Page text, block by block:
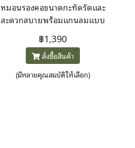
หมอนรองคอขนาดกะทัดรัดและ
สะดวกสบายพร้อมแกนลมแบบ
เป่าลม ไส้ใยสังเคราะห์ และเปลือก
ไมโครไฟเบอร์เนื้อนุ่ม เหมาะ
สำหรับเครื่องบิน รถบัส และรถไฟ
฿1,390
สั่งซื้อสินค้า
(มีหลายคุณสมบัติให้เลือก)